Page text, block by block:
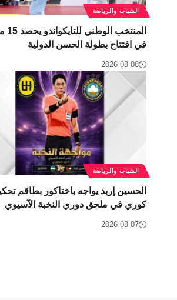
الشباب والرياضة
في افتتاح بطولة الحسن الدولية
2026-08-08
الشباب والرياضة
الحسين إربد يواجه باختاكور بطاقم
كوري في ملحق دوري النخبة الآسيوي
2026-08-07